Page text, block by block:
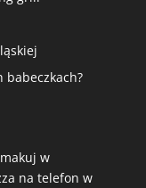
babeczkach?
w
na telefon w